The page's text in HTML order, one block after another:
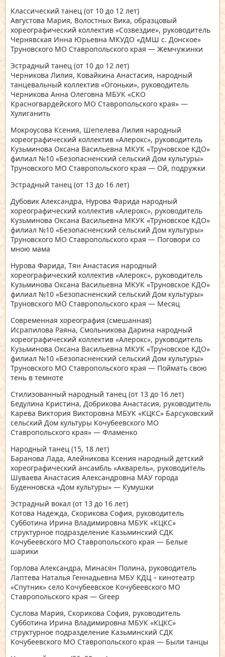
Классический танец (от 10 до 12 лет)
Августова Мария, Волостных Вика, образцовый
хореографический коллектив «Созвездие», руководитель
Чернявская Инна Юрьевна МКУДО «ДМШ с. Донское»
Труновского МО Ставропольского края — Жемчужинки
Эстрадный танец (от 10 до 12 лет)
Черникова Лилия, Ковайкина Анастасия, народный
танцевальный коллектив «Огоньки», руководитель
Черникова Анна Олеговна МБУК «СКО
Красногвардейского МО Ставропольского края» —
Хулиганить
Мокроусова Ксения, Шепелева Лилия народный
хореографический коллектив «Алерокс», руководитель
Кузьминова Оксана Васильевна МКУК «Труновское КДО»
филиал №10 «Безопасненский сельский Дом культуры»
Труновского МО Ставропольского края — Ой, подружки
Эстрадный танец (от 13 до 16 лет)
Дубовик Александра, Нурова Фарида народный
хореографический коллектив «Алерокс», руководитель
Кузьминова Оксана Васильевна МКУК «Труновское КДО»
филиал №10 «Безопасненский сельский Дом культуры»
Труновского МО Ставропольского края — Поговори со
мною мама
Нурова Фарида, Тян Анастасия народный
хореографический коллектив «Алерокс», руководитель
Кузьминова Оксана Васильевна МКУК «Труновское КДО»
филиал №10 «Безопасненский сельский Дом культуры»
Труновского МО Ставропольского края — Месяц
Современная хореография (смешанная)
Исрапилова Раяна, Смольникова Дарина народный
хореографический коллектив «Алерокс», руководитель
Кузьминова Оксана Васильевна МКУК «Труновское КДО»
филиал №10 «Безопасненский сельский Дом культуры»
Труновского МО Ставропольского края — Поймать свою
тень в темноте
Стилизованный народный танец (от 13 до 16 лет)
Бедулина Кристина, Добрикова Анастасия, руководитель
Карева Виктория Викторовна МБУК «КЦКС» Барсуковский
сельский Дом культуры Кочубеевского МО
Ставропольского края» — Фламенко
Народный танец (15, 18 лет)
Баранова Лада, Алейникова Ксения народный детский
хореографический ансамбль «Акварель», руководитель
Шуваева Анастасия Александровна МАУ города
Буденновска «Дом культуры» — Кумушки
Эстрадный вокал (от 13 до 16 лет)
Котова Надежда, Скорикова София, руководитель
Субботина Ирина Владимировна МБУК «КЦКС»
структурное подразделение Казьминский СДК
Кочубеевского МО Ставропольского края — Белые
шарики
Горлова Александра, Минасян Полина, руководитель
Лаптева Наталья Геннадьевна МБУ КДЦ – кинотеатр
«Спутник» село Кочубеевское Кочубеевского МО
Ставропольского края — Greep
Суслова Мария, Скорикова София, руководитель
Субботина Ирина Владимировна МБУК «КЦКС»
структурное подразделение Казьминский СДК
Кочубеевского МО Ставропольского края — Были танцы